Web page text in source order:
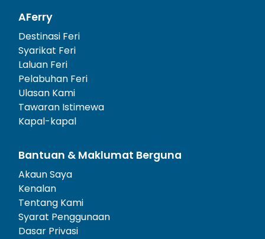
AFerry
Destinasi Feri
Syarikat Feri
Laluan Feri
Pelabuhan Feri
Ulasan Kami
Tawaran Istimewa
Kapal-kapal
Bantuan & Maklumat Berguna
Akaun Saya
Kenalan
Tentang Kami
Syarat Penggunaan
Dasar Privasi